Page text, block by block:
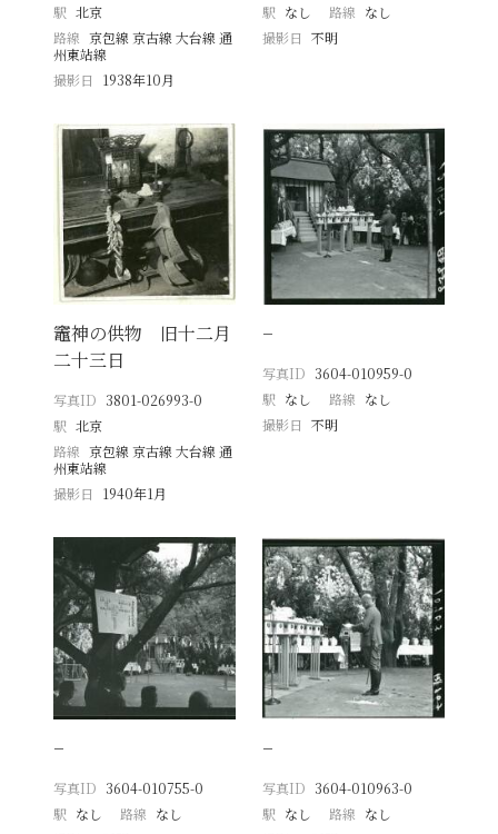
駅 北京
路線 京包線 京古線 大台線 通
州東站線
撮影日
1938年10月
駅 なし 路線 なし
撮影日 不明
竈神の供物 旧十二月
二十三日
写真ID 3801-026993-0
駅 北京
路線 京包線 京古線 大台線 通
州東站線
撮影日
1940年1月
−
写真ID 3604-010959-0
駅 なし 路線 なし
撮影日 不明
−
写真ID 3604-010755-0
駅 なし 路線 なし
−
写真ID 3604-010963-0
駅 なし 路線 なし